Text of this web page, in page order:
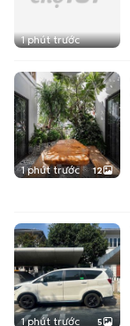
1 phút trước
1 phút trước 12
1 phút trước 5